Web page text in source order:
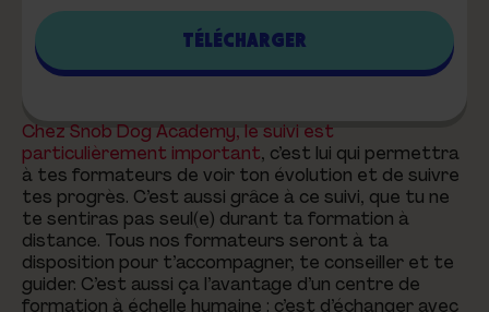
Chez Snob Dog Academy, le suivi est
particulièrement important, c’est lui qui permettra
à tes formateurs de voir ton évolution et de suivre
tes progrès. C’est aussi grâce à ce suivi, que tu ne
te sentiras pas seul(e) durant ta formation à
distance. Tous nos formateurs seront à ta
disposition pour t’accompagner, te conseiller et te
guider. C’est aussi ça l’avantage d’un centre de
formation à échelle humaine : c’est d’échanger avec